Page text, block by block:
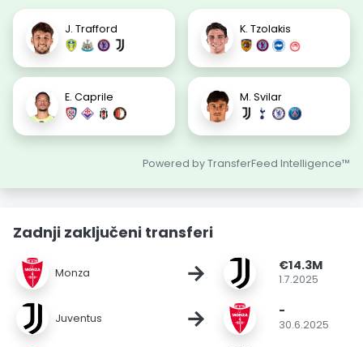
J. Trafford K. Tzolakis
E. Caprile M. Svilar
Powered by TransferFeed Intelligence™
Zadnji zaključeni transferi
Monza → €14.3M
1.7.2025
Juventus → -
30.6.2025